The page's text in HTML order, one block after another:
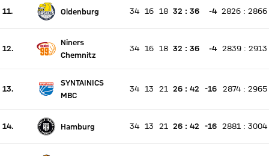
11.
Aktuell Platz 11, letzte Woche Platz unverändert
Oldenburg 34 16 18 32 : 36 -4 2826 : 2866
12.
Aktuell Platz 12, letzte Woche Platz unverändert
Niners
Chemnitz
34 16 18 32 : 36 -4 2839 : 2913
13.
Aktuell Platz 13, letzte Woche Platz unverändert
SYNTAINICS
MBC
34 13 21 26 : 42 -16 2874 : 2965
14.
Aktuell Platz 14, letzte Woche Platz unverändert
Hamburg 34 13 21 26 : 42 -16 2881 : 3004